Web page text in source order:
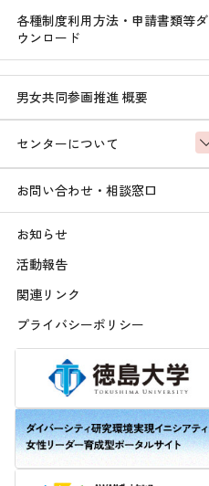
各種制度利用方法・申請書類等ダ
ウンロード
男女共同参画推進 概要
センターについて
お問い合わせ・相談窓口
お知らせ
活動報告
関連リンク
プライバシーポリシー